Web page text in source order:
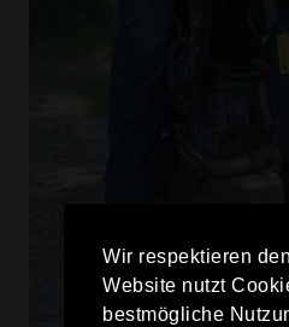
Wir respektieren
Website nutzt
bestmögliche